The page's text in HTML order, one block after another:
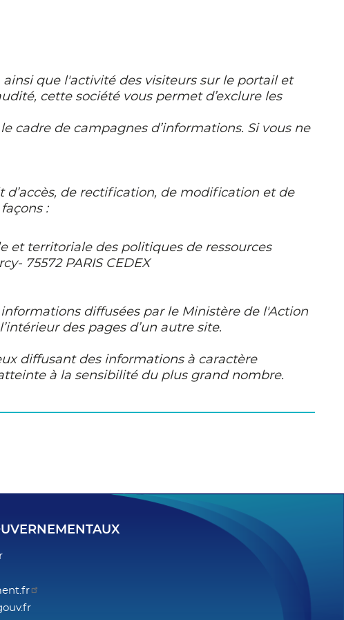
que l'activité des visiteurs sur le portail et
cette société vous permet d’exclure les
cadre de campagnes d’informations. Si vous ne
d’accès, de rectification, de modification et de
:
et territoriale des politiques de ressources
75572 PARIS CEDEX
diffusées par le Ministère de l'Action
des pages d’un autre site.
diffusant des informations à caractère
à la sensibilité du plus grand nombre.